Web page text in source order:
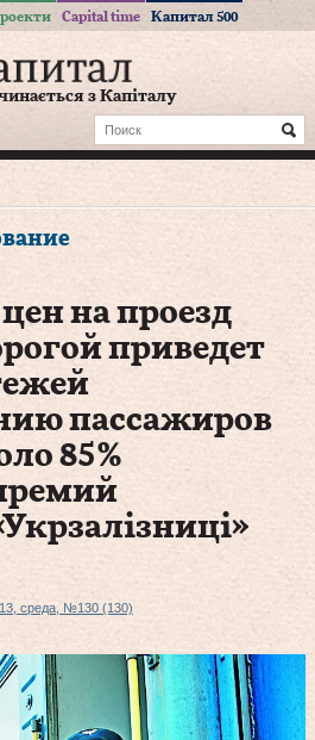
Capital time Капитал 500
з Капіталу
на проезд
приведет
пассажиров
85 %
среда, №130 (130)